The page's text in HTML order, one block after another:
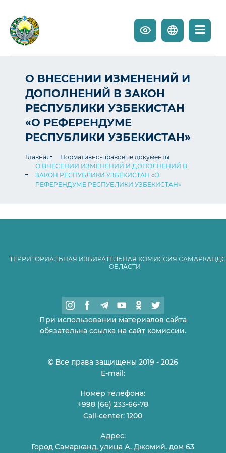
О ВНЕСЕНИИ ИЗМЕНЕНИЙ И
ДОПОЛНЕНИЙ В ЗАКОН
РЕСПУБЛИКИ УЗБЕКИСТАН
«О РЕФЕРЕНДУМЕ
РЕСПУБЛИКИ УЗБЕКИСТАН»
Главная
Нормативно-правовые документы
О ВНЕСЕНИИ ИЗМЕНЕНИЙ И ДОПОЛНЕНИЙ В
ЗАКОН РЕСПУБЛИКИ УЗБЕКИСТАН «О
РЕФЕРЕНДУМЕ РЕСПУБЛИКИ УЗБЕКИСТАН»
ТЕРРИТОРИАЛЬНАЯ ИЗБИРАТЕЛЬНАЯ КОМИССИЯ
ОБЛАСТИ
При использовании материалов сайта
обязательна ссылка на сайт комиссии.
© Все права защищены 2019 - 2026
E-mail:
Номер телефона:
+998 (66) 233-66-78
Call-center: 1200
Адрес:
Город Самарканд, улица А. Джомий, дом 63